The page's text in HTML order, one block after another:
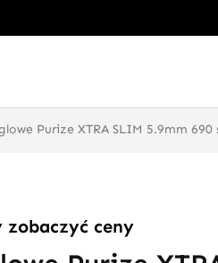
Purize XTRA SLIM 5.9mm 690
ceny